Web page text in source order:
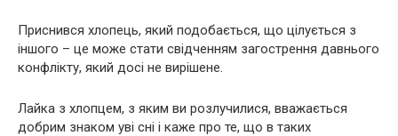
Приснився хлопець, який подобається, що цілується з
іншого – це може стати свідченням загострення давнього
конфлікту, який досі не вирішене.
Лайка з хлопцем, з яким ви розлучилися, вважається
добрим знаком уві сні і каже про те, що в таких